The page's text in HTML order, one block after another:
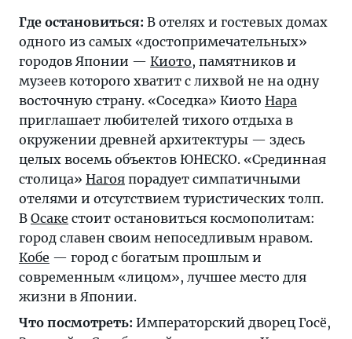
Где остановиться: В отелях и гостевых домах
одного из самых «достопримечательных»
городов Японии — Киото, памятников и
музеев которого хватит с лихвой не на одну
восточную страну. «Соседка» Киото Нара
приглашает любителей тихого отдыха в
окружении древней архитектуры — здесь
целых восемь объектов ЮНЕСКО. «Срединная
столица» Нагоя порадует симпатичными
отелями и отсутствием туристических толп.
В Осаке стоит остановиться космополитам:
город славен своим непоседливым нравом.
Кобе — город с богатым прошлым и
современным «лицом», лучшее место для
жизни в Японии.
Что посмотреть: Императорский дворец Госё,